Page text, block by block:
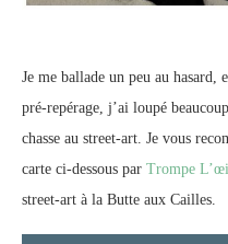
Je me ballade un peu au hasard,
pré-repérage, j’ai loupé
chasse au street-art. Je vous
carte ci-dessous par Trompe
street-art à la Butte aux Cailles.